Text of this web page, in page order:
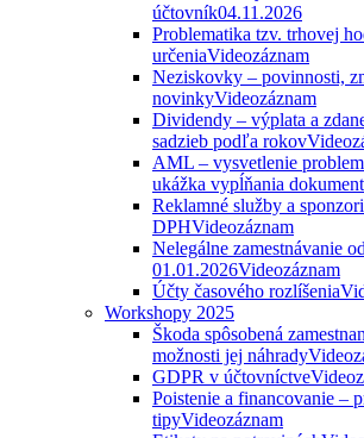
účtovník04.11.2026
Problematika tzv. trhovej
určeniaVideozáznam
Neziskovky – povinnosti,
novinkyVideozáznam
Dividendy – výplata a
sadzieb podľa rokov
AML – vysvetlenie
ukážka vypĺňania
Reklamné služby a
DPHVideozáznam
Nelegálne zamestnávanie od
01.01.2026Videozáznam
Účty časového rozlíšenia
Workshopy 2025
Škoda spôsobená
možnosti jej náhrady
GDPR v účtovníctve
Poistenie a financovanie –
tipyVideozáznam